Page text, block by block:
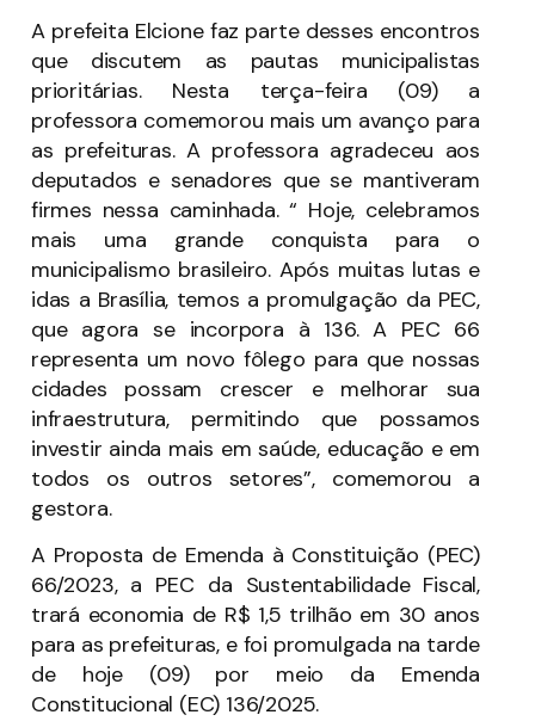
A prefeita Elcione faz parte desses encontros
que discutem as pautas municipalistas
prioritárias. Nesta terça-feira (09) a
professora comemorou mais um avanço para
as prefeituras. A professora agradeceu aos
deputados e senadores que se mantiveram
firmes nessa caminhada. “ Hoje, celebramos
mais uma grande conquista para o
municipalismo brasileiro. Após muitas lutas e
idas a Brasília, temos a promulgação da PEC,
que agora se incorpora à 136. A PEC 66
representa um novo fôlego para que nossas
cidades possam crescer e melhorar sua
infraestrutura, permitindo que possamos
investir ainda mais em saúde, educação e em
todos os outros setores”, comemorou a
gestora.
A Proposta de Emenda à Constituição (PEC)
66/2023, a PEC da Sustentabilidade Fiscal,
trará economia de R$ 1,5 trilhão em 30 anos
para as prefeituras, e foi promulgada na tarde
de hoje (09) por meio da Emenda
Constitucional (EC) 136/2025.